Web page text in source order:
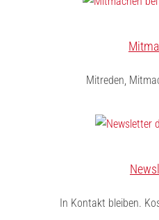
Mitreden,
In Kontakt bleiben.